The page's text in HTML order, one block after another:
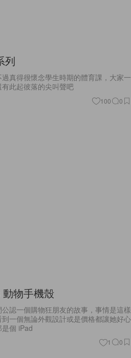
列
真得很懷念學生時期的體育課，大家一
此起彼落的尖叫聲吧
100 0
物手機殼
認一個購物狂朋友的故事，事情是這樣
一個無論外觀設計或是價格都讓她好心
個 iPad
1 0